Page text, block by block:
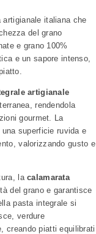
artigianale italiana che
del grano
e grano 100%
e un sapore intenso,
artigianale
rendendola
gourmet. La
superficie ruvida e
valorizzando gusto e
lacalamarata
del grano e garantisce
pasta integrale si
verdure
creando piatti equilibrati